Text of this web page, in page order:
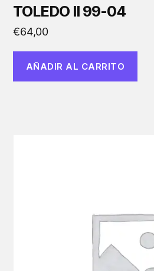
TOLEDO II 99-04
€64,00
AÑADIR AL CARRITO